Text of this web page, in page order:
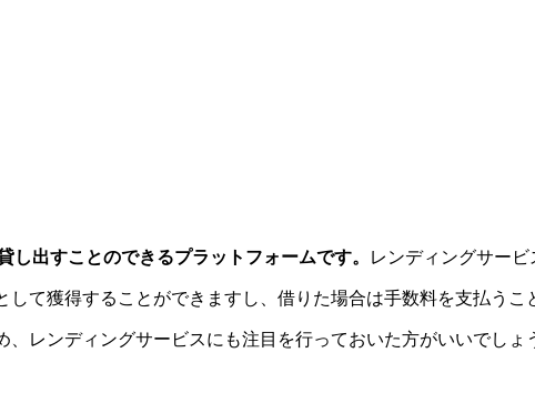
出すことのできるプラットフォームです。 レンディングサービ
て獲得することができますし、借りた場合は手数料を支払うこ
レンディングサービスにも注目を行っておいた方がいいでし